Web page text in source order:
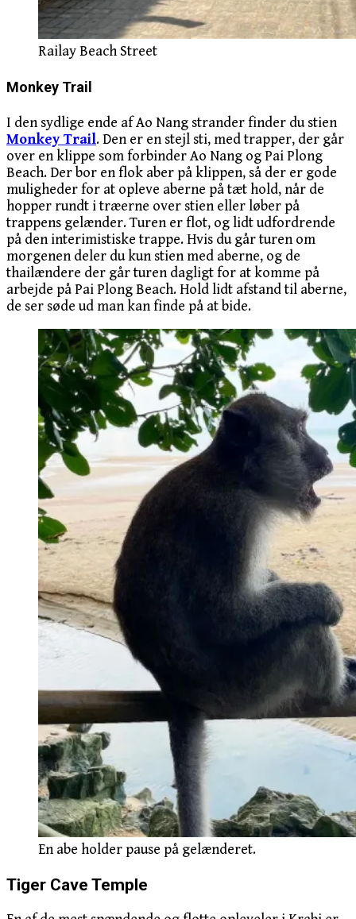
Railay Beach Street
Monkey Trail
I den sydlige ende af Ao Nang strander finder du stien
Monkey Trail. Den er en stejl sti, med trapper, der går
over en klippe som forbinder Ao Nang og Pai Plong
Beach. Der bor en flok aber på klippen, så der er gode
muligheder for at opleve aberne på tæt hold, når de
hopper rundt i træerne over stien eller løber på
trappens gelænder. Turen er flot, og lidt udfordrende
på den interimistiske trappe. Hvis du går turen om
morgenen deler du kun stien med aberne, og de
thailændere der går turen dagligt for at komme på
arbejde på Pai Plong Beach. Hold lidt afstand til aberne,
de ser søde ud man kan finde på at bide.
En abe holder pause på gelænderet.
Tiger Cave Temple